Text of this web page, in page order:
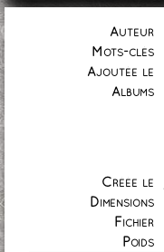
Auteur
Mots-clés
Ajoutée le
Albums
Créée le
Dimensions
Fichier
Poids